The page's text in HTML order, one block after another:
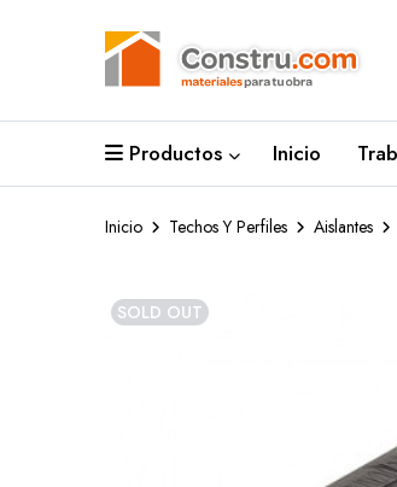
Productos Inicio
Inicio Techos Y Perfiles Aislantes
SOLD OUT